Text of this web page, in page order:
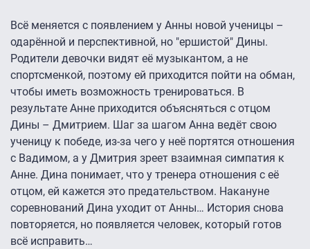
Всё меняется с появлением у Анны новой ученицы –
одарённой и перспективной, но "ершистой" Дины.
Родители девочки видят её музыкантом, а не
спортсменкой, поэтому ей приходится пойти на обман,
чтобы иметь возможность тренироваться. В
результате Анне приходится объясняться с отцом
Дины – Дмитрием. Шаг за шагом Анна ведёт свою
ученицу к победе, из-за чего у неё портятся отношения
с Вадимом, а у Дмитрия зреет взаимная симпатия к
Анне. Дина понимает, что у тренера отношения с её
отцом, ей кажется это предательством. Накануне
соревнований Дина уходит от Анны… История снова
повторяется, но появляется человек, который готов
всё исправить…